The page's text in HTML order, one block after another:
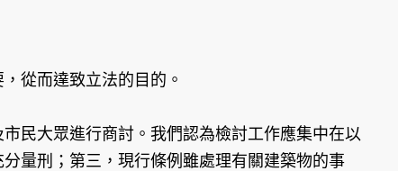
從而達致立法的目的。
民大眾進行商討。我們認為檢討工作應集中在以
量刑；第三，現行條例雖處理有關建築物的事